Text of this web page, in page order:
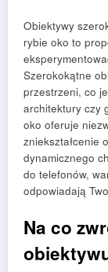
Obiektywy
rybie oko to
Szerokokątne
przestrzeni, co
architektury czy
oko oferuje
zniekształcenie
dynamicznego
do telefonów,
odpowiadają
Na co